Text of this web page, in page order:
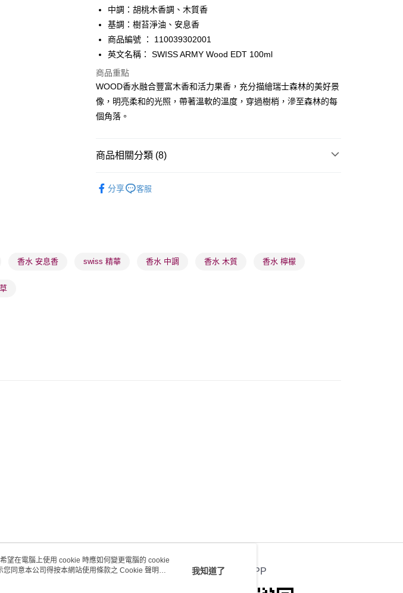
PayMe
WeChat Pay
BoC Pay
送貨方式
順豐自助櫃 - 確認發貨後1-3個工作天送達
順豐站及營業點 - 確認發貨後1-3個工作天送達
確認發貨後1-3 工作天送達，訂單將隨機分配至SF順豐速運或京東
取。逾期會取消訂單，並不會安排重寄
中調：胡桃木香調、木質香
基調：樹苔淨油、安息香
商品編號 ： 110039302001
英文名稱： SWISS ARMY Wood EDT 100ml
商品重點
WOOD香水融合豐富木香和活力果香，充分描繪瑞士森林的美好景
像，明亮柔和的光照，帶著溫軟的溫度，穿過樹梢，滲至森林的每
個角落。
商品相關分類 (8)
莎莎獨家品牌✨ 瑞士品牌 Victorinox Swiss Army
分享 客服
香水 安息香 swiss 精華 香水 中調 香水 木質 香水 檸檬
客戶服務 官方APP
望在電腦上使用 cookie 時應如何變更電腦的 cookie
同意本公司得按本網站使用條款之 Cookie 聲明使
我知道了